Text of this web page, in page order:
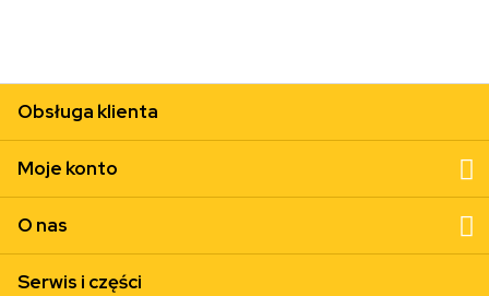
Obsługa klienta
Moje konto
O nas
Serwis i części